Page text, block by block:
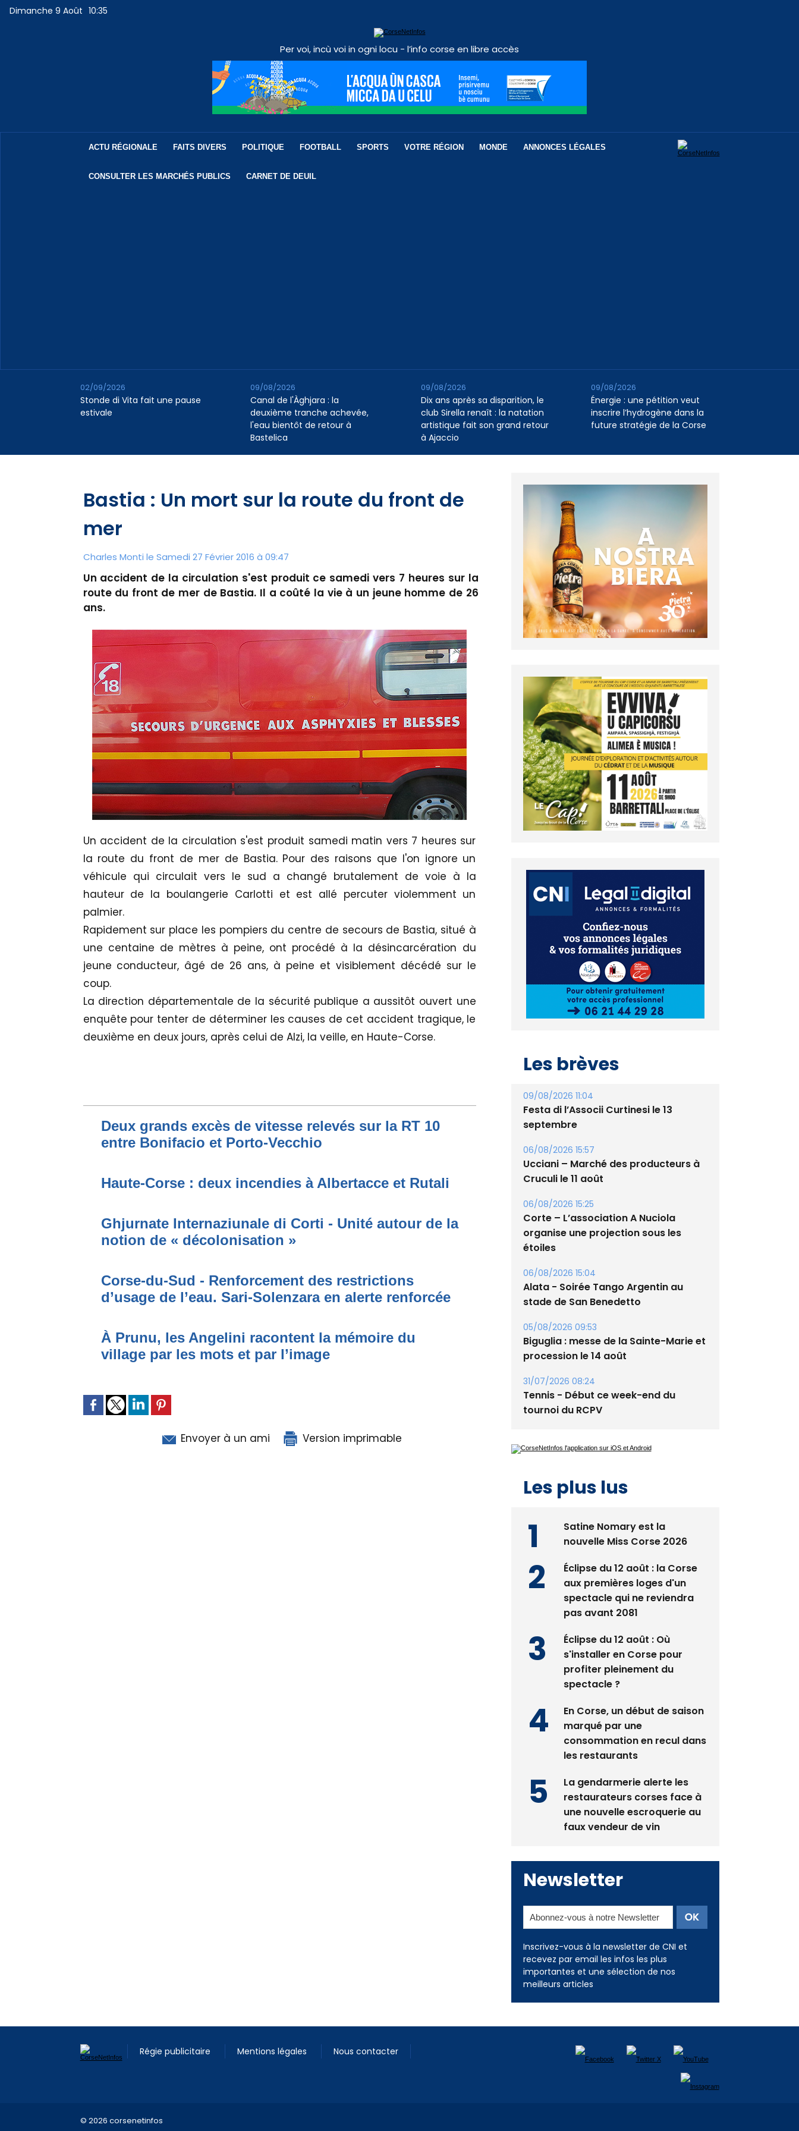
Dimanche 9 Août 10:35
Per voi, incù voi in ogni locu - l’info corse en libre accès
ACTU RÉGIONALE FAITS DIVERS POLITIQUE FOOTBALL SPORTS VOTRE RÉGION MONDE ANNONCES LÉGALES
CONSULTER LES MARCHÉS PUBLICS CARNET DE DEUIL
Stonde di Vita fait une pause
estivale
02/09/2026
Canal de l'Àghjara : la
deuxième tranche achevée,
l'eau bientôt de retour à
Bastelica
09/08/2026
Dix ans après sa disparition, le
club Sirella renaît : la natation
artistique fait son grand retour
à Ajaccio
09/08/2026
Énergie : une pétition veut
inscrire l’hydrogène dans la
future stratégie de la Corse
09/08/2026
Bastia : Un mort sur la route du front de
mer
Charles Monti le Samedi 27 Février 2016 à 09:47
Un accident de la circulation s'est produit ce samedi vers 7 heures sur la
route du front de mer de Bastia. Il a coûté la vie à un jeune homme de 26
ans.
Un accident de la circulation s'est produit samedi matin vers 7 heures sur
la route du front de mer de Bastia. Pour des raisons que l'on ignore un
véhicule qui circulait vers le sud a changé brutalement de voie à la
hauteur de la boulangerie Carlotti et est allé percuter violemment un
palmier.
Rapidement sur place les pompiers du centre de secours de Bastia, situé à
une centaine de mètres à peine, ont procédé à la désincarcération du
jeune conducteur, âgé de 26 ans, à peine et visiblement décédé sur le
coup.
La direction départementale de la sécurité publique a aussitôt ouvert une
enquête pour tenter de déterminer les causes de cet accident tragique, le
deuxième en deux jours, après celui de Alzi, la veille, en Haute-Corse.
Deux grands excès de vitesse relevés sur la RT 10
entre Bonifacio et Porto-Vecchio
Haute-Corse : deux incendies à Albertacce et Rutali
Ghjurnate Internaziunale di Corti - Unité autour de la
notion de « décolonisation »
Corse-du-Sud - Renforcement des restrictions
d’usage de l’eau. Sari-Solenzara en alerte renforcée
À Prunu, les Angelini racontent la mémoire du
village par les mots et par l’image
Envoyer à un ami Version imprimable
09/08/2026 11:04
septembre
06/08/2026 15:57
Cruculi le 11 août
06/08/2026 15:25
organise une projection sous les
étoiles
06/08/2026 15:04
stade de San Benedetto
05/08/2026 09:53
procession le 14 août
31/07/2026 08:24
tournoi du RCPV
Éclipse du 12 août : la Corse
spectacle qui ne reviendra
pas avant 2081
Éclipse du 12 août : Où
profiter pleinement du
spectacle ?
En Corse, un début de saison
consommation en recul dans
les restaurants
La gendarmerie alerte les
une nouvelle escroquerie au
faux vendeur de vin
Inscrivez-vous à la newsletter de CNI et
recevez par email les infos les plus
importantes et une sélection de nos
meilleurs articles
Régie publicitaire Mentions légales Nous contacter